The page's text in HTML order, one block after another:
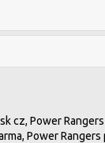
cz, Power
Power